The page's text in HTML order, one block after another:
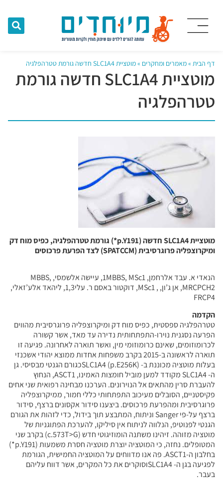
דף הבית »מאמרים ומחקרים »מוטציית SLC1A4 חדשה גורמת טטרהפלגיה
מוטציית SLC1A4 חדשה גורמת
טטרהפלגיה
מוטציית SLC1A4 חדשה (p.Y191*) גורמת טטרהפלגיה, כפיס מוח דק
ומיקרוצפליה פרוגרסיבית (SPATCCM) לצד הפרעת פרכוסים
הנאדי א. עבד אלרחמן, 1MBBS, MSc1, עיישה אלשמסי, MBBS,
MRCPCH2, אן ג’ון, , MSc1, דוקטור באסם ר. עלי1,3, ליהאד אלע’זאלי,
FRCP4
הקדמה
טטרהפלגיה ספסטית, כפיס מוח דק ומיקרוצפליה פרוגרסיבית מהווים
הפרעה נסגנית נוירו-התפתחותית נדירה עד מאד, אשר קשורה
לכרומוזומים, שאינם כרומוזומי מין, ואשר תוארה לאחרונה. פגיעה זו
תוארה לראשונה ב-2015 בקרב משפחות אחדות ממוצא יהודי אשכנזי
בעלות מוטציה מכוננת ב- SLC1A4 (p.E256K)כגורם הגנטי מבסיסי. גן
ה- SLC1A4 מקודד למען מוביל חומצות האמינו, ASCT1, הנחוץ
להעברת סרין מהתאים אל הנוירונים. הערכנו מבחינה רפואית שני אחים
פקיסטניים, הסובלים מעיכוב התפתחותי כללי חמור, ממיקרוצפליה
פרוגרסיבית ומהפרעת פרכוסים. ביצענו סידור אקסונים ברצף, סידור
ברצף על-פי Sanger וניתוח, המתבצע תוך בידול, כדי לזהות את הגורם
הגנטי לפנוטיפ, הנלווה לניתוח אין סיליקו, להערכת הפתוגניות של
מוטציה מזוהה. זיהינו משתנה הומוזיגוטי חדש (c.573T>G) בקרב שני
המטופלים. נחזה, כי המוטציה יוצרת מוטציה חסרת משמעות (p.Y191*)
בחלבון ה-ASCT1. פה אנו מדווחים על המוטציה החמישית, הגורמת
לפגיעה בגן ה- SLC1A4וסוקרים את כל המקרים, אשר דווח עליהם
בעבר.